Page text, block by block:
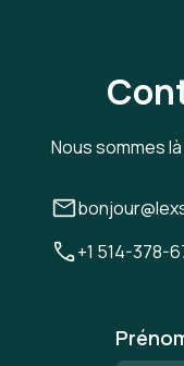
Nous sommes
+1 514-378-